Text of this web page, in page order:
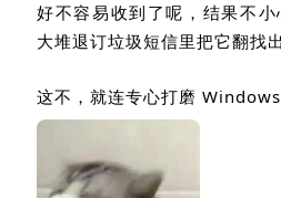
好不容易收到了呢，结果不
大堆退订垃圾短信里把它翻找
这不，就连专心打磨 Windows